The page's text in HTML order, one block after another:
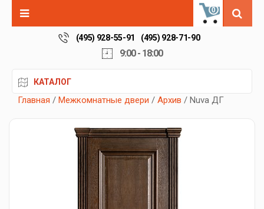
0
(495) 928-55-91 (495) 928-71-90
9:00 - 18:00
КАТАЛОГ
Главная / Межкомнатные двери / Архив / Nuva ДГ